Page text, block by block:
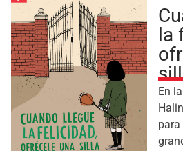
la
En